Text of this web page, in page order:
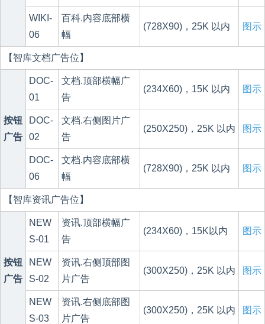
WIKI-
06
百科.内容底部横
幅
(728X90)，25K 以内 图示
【智库文档广告位】
按钮
广告
DOC-
01
文档.顶部横幅广
告
(234X60)，15K 以内 图示
DOC-
02
文档.右侧图片广
告
(250X250)，25K 以内 图示
DOC-
06
文档.内容底部横
幅
(728X90)，25K 以内 图示
【智库资讯广告位】
按钮
广告
NEW
S-01
资讯.顶部横幅广
告
(234X60)，15K以内 图示
NEW
S-02
资讯.右侧顶部图
片广告
(300X250)，25K 以内 图示
NEW
S-03
资讯.右侧底部图
片广告
(300X250)，25K 以内 图示